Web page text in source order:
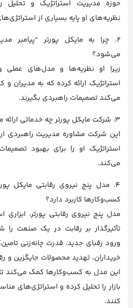
حوزه مدیریت استراتژیک و
نظریه‌های او پایه بسیاری از
2. چرا به مایکل پورتر “پیامبر
می‌شود؟
زیرا او نظریه‌ها و مدل‌های عملی
استراتژیک ارائه کرده که به مدیران و
می‌کند تصمیمات راهبردی بگیرند.
3. شرکت مایکل پورتر چه خدماتی ارائه می‌دهد؟
این شرکت مشاوره مدیریت راهبردی
استراتژیک او را برای بهبود
می‌کند.
4. مدل پنج نیروی رقابتی مایکل
کسب‌وکارها کاربرد دارد؟
مدل پنج نیروی رقابتی پورتر،
تأثیرگذار بر رقابت در یک صنعت را
ورود رقبای جدید، قدرت چانه‌زنی
خریداران، تهدید محصولات جایگزین و
این مدل به کسب‌وکارها کمک می‌کند
بازار را تحلیل کرده و استراتژی‌های
کنند.